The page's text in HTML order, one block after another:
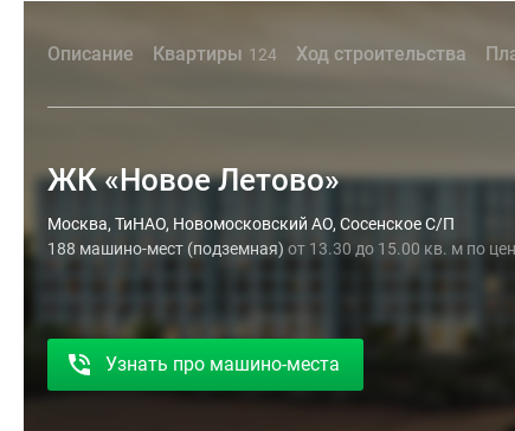
Описание Квартиры 124 Ход строительства
ЖК «Новое Летово»
Москва, ТиНАО, Новомосковский АО, Сосенское С/П
188 машино-мест (подземная) от 13.30 до 15.00 кв. м по
Узнать про машино-места